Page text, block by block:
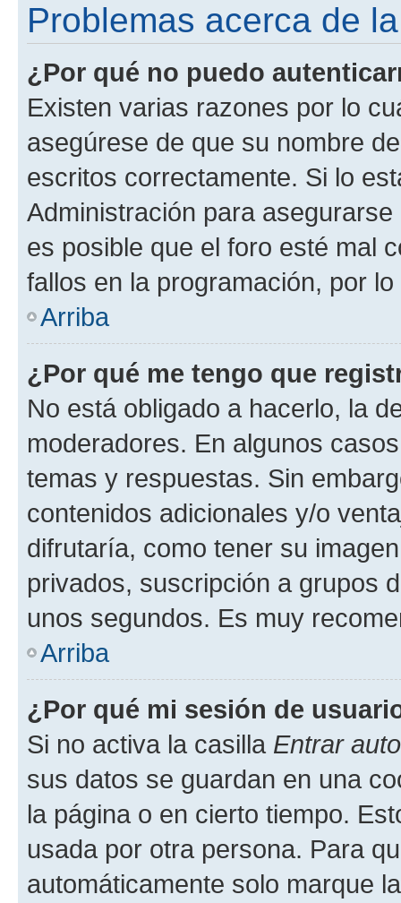
Problemas acerca de
¿Por qué no puedo
Existen varias razones por lo
asegúrese de que su nombre
escritos correctamente. Si lo
Administración para
es posible que el foro esté mal
fallos en la programación, por
Arriba
¿Por qué me tengo que
No está obligado a hacerlo, la
moderadores. En algunos
temas y respuestas. Sin
contenidos adicionales y/o
difrutaría, como tener su
privados, suscripción a grupos
unos segundos. Es muy
Arriba
¿Por qué mi sesión de
Si no activa la casilla Entrar
sus datos se guardan en una
la página o en cierto tiempo.
usada por otra persona. Para
automáticamente solo marque